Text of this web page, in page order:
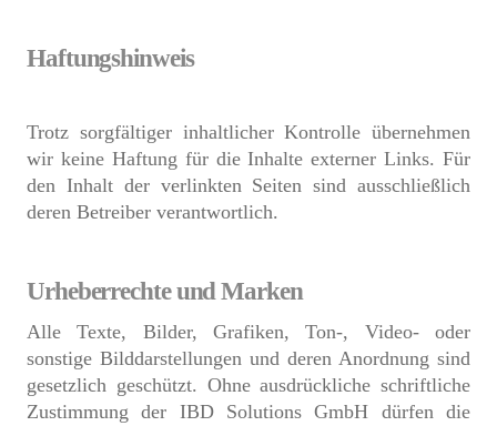
Haftungshinweis
Trotz sorgfältiger inhaltlicher Kontrolle übernehmen
wir keine Haftung für die Inhalte externer Links. Für
den Inhalt der verlinkten Seiten sind ausschließlich
deren Betreiber verantwortlich.
Urheberrechte und Marken
Alle Texte, Bilder, Grafiken, Ton-, Video- oder
sonstige Bilddarstellungen und deren Anordnung sind
gesetzlich geschützt. Ohne ausdrückliche schriftliche
Zustimmung der IBD Solutions GmbH dürfen die